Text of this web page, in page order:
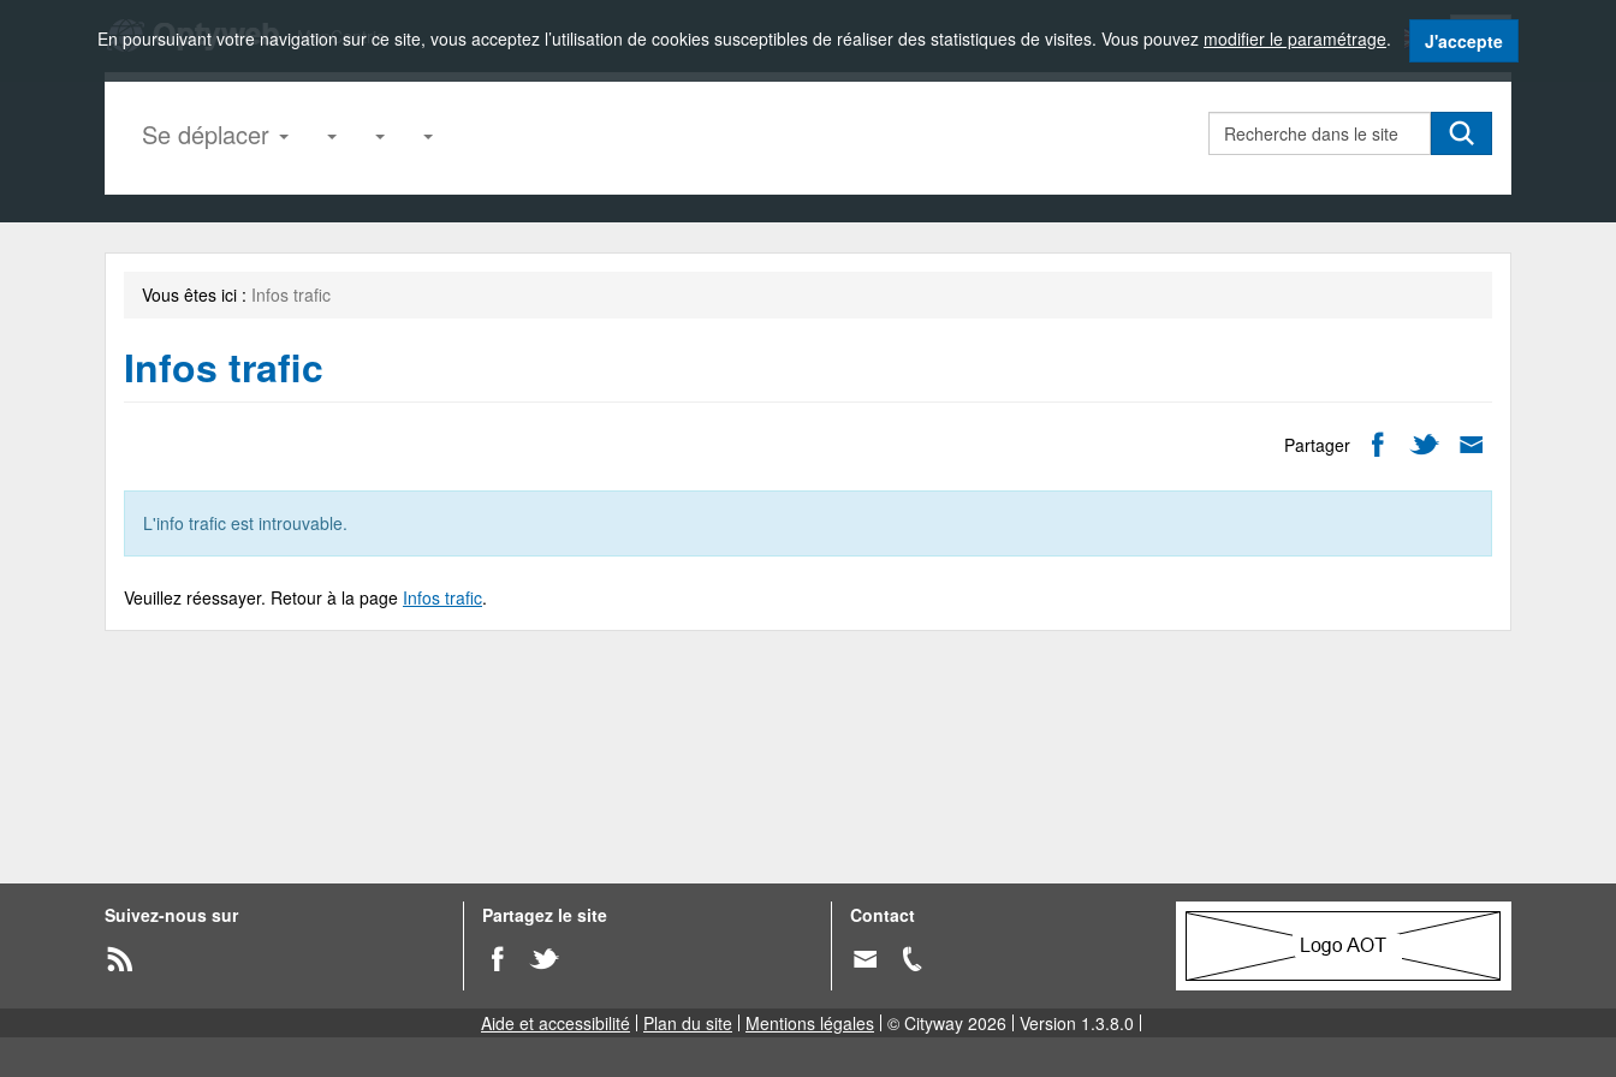
En poursuivant votre navigation sur ce site, vous acceptez l’utilisation de cookies susceptibles de réaliser des statistiques de visites. Vous pouvez modifier le paramétrage. J'accepte
MapCentric
Langue
active
:
Français
Se déplacer Rechercher
Vous êtes ici : Infos trafic
Infos trafic
Partager
L'info trafic est introuvable.
Veuillez réessayer. Retour à la page Infos trafic.
Suivez-nous sur Partagez le site Contact
Aide et accessibilité Plan du site Mentions légales © Cityway 2026 Version 1.3.8.0